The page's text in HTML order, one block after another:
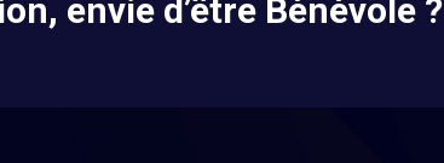
envie d’être Bénévole ?